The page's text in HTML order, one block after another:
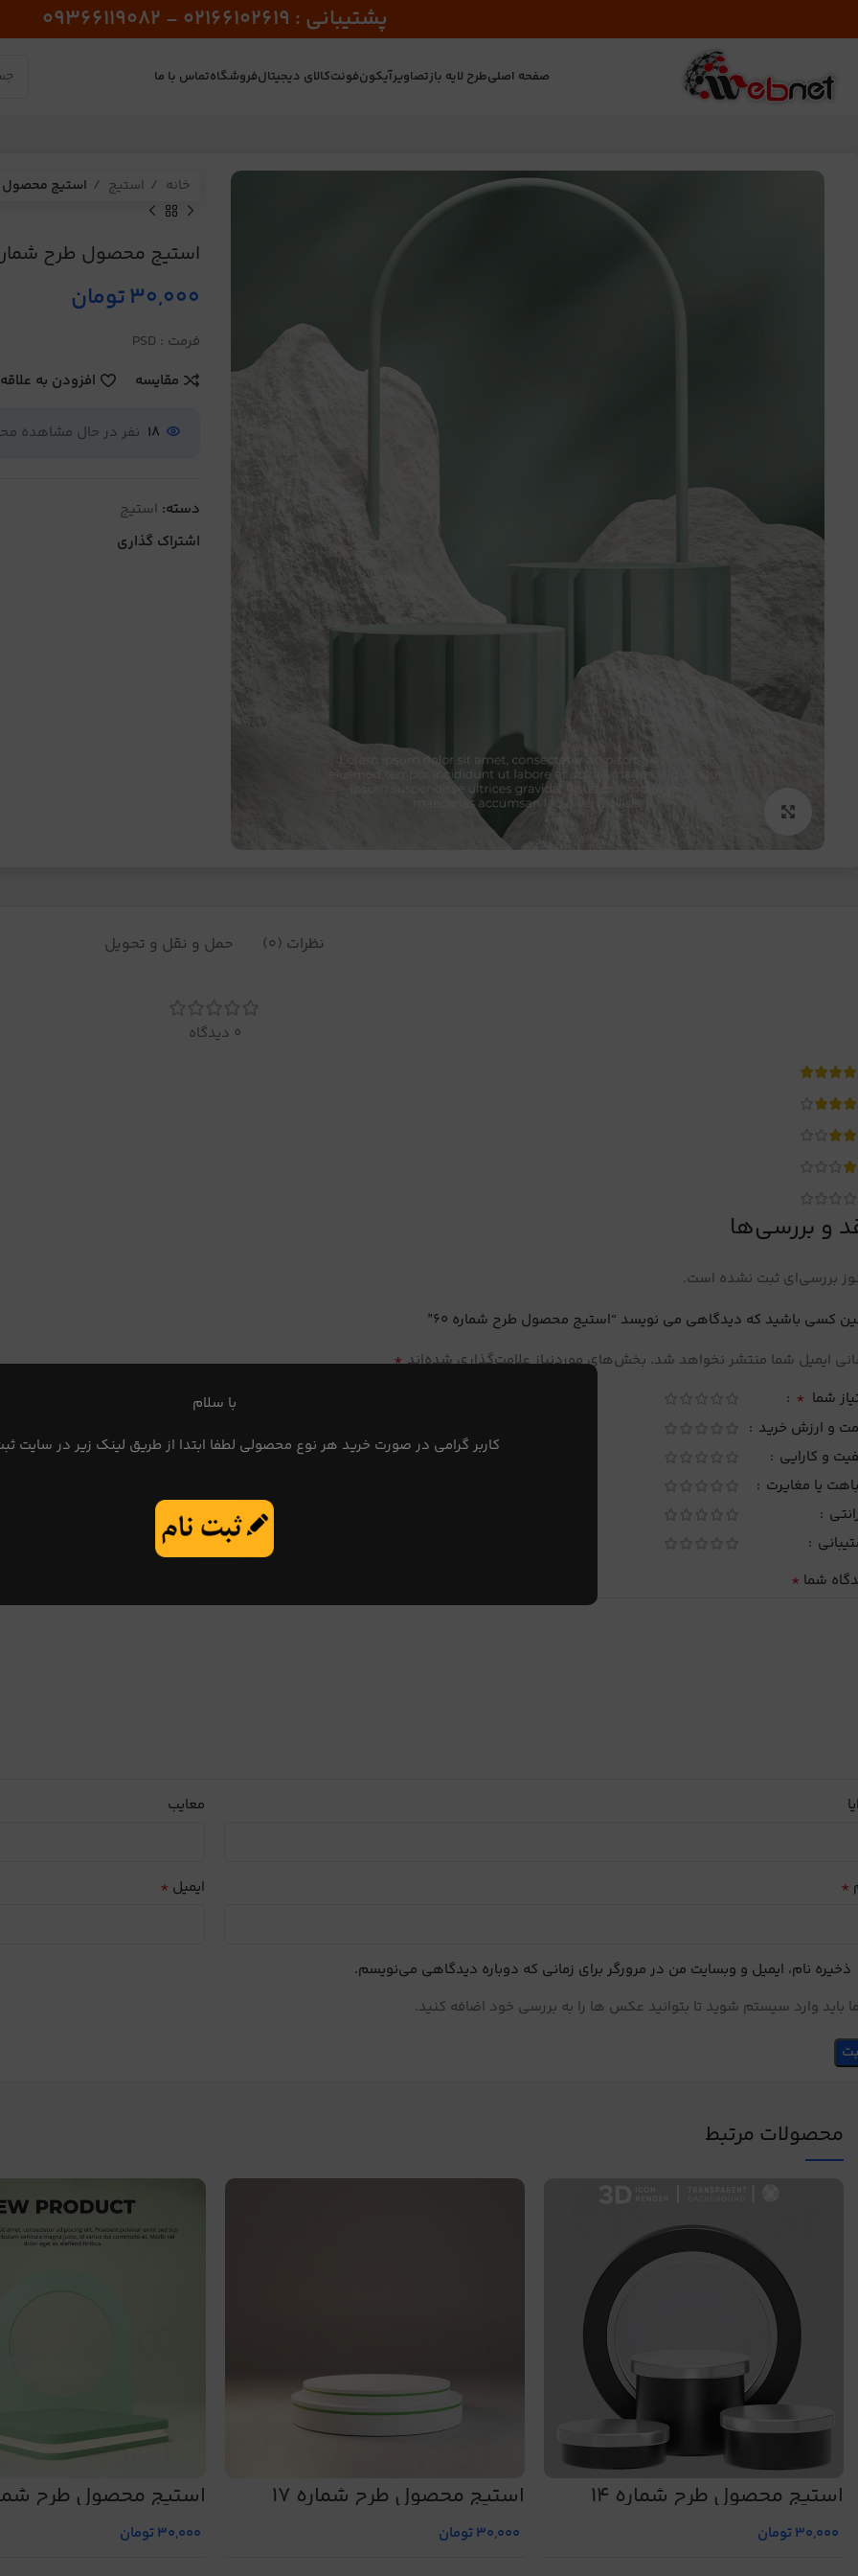
با سلام
کاربر گرامی در صورت خرید هر نوع محصولی لطفا ابتدا از طریق لینک زیر در سایت
پشتیبانی : 02166102619 - 09366119082
صفحه اصلیطرح لایه بازتصاویرآیکونفونتکالای دیجیتالفروشگاهتماس با ما
برای بزرگنمایی کلیک کنید
خانه استیج استیج محصول
استیج محصول طرح شماره
30,000تومان
فرمت : PSD
مقایسه
افزودن به
18 نفر در حال مشاهده
دسته: استیج
اشتراک گذاری
نظرات (0) حمل و نقل و تحویل
0 دیدگاه
و بررسی‌ها
بررسی‌ای ثبت نشده است.
کسی باشید که دیدگاهی می نویسد “استیج محصول طرح شماره 60”
ایمیل شما منتشر نخواهد شد. بخش‌های موردنیاز علامت‌گذاری شده‌اند*
شما *
و ارزش خرید
و کارایی
یا مغایرت
شما *
معایب
* ایمیل *
ذخیره نام، ایمیل و وبسایت من در مرورگر برای زمانی که دوباره دیدگاهی می‌نویسم.
باید وارد سیستم شوید تا بتوانید عکس ها را به بررسی خود اضافه کنید.
محصولات مرتبط
استیج محصول طرح شماره 14
30,000تومان
استیج محصول طرح شماره 17
30,000تومان
استیج محصول طرح
30,000تومان